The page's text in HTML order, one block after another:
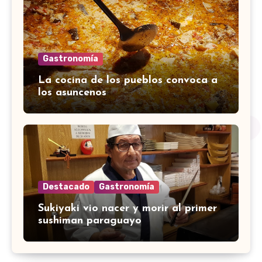
Gastronomía
La cocina de los pueblos convoca a
los asuncenos
Destacado Gastronomía
Sukiyaki vio nacer y morir al primer
sushiman paraguayo